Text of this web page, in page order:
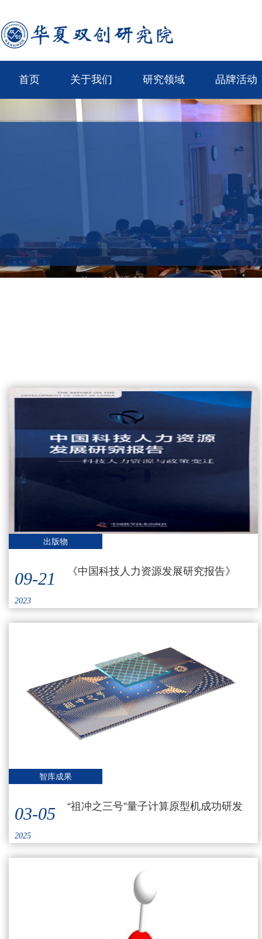
首页 关于我们 研究领域 品牌活动
Home >> 智库成果
出版物
09-21
2023
《中国科技人力资源发展研究报告》
智库成果
03-05
2025
“祖冲之三号”量子计算原型机成功研发